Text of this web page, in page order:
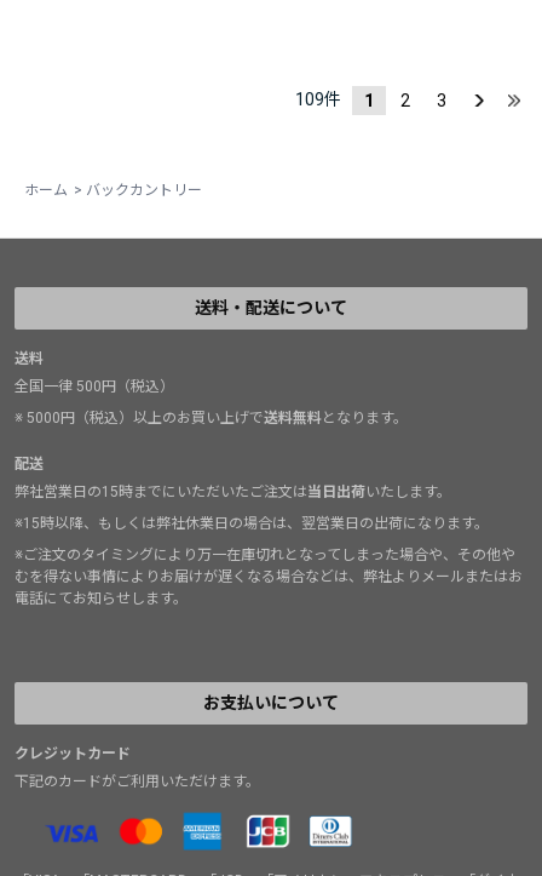
109件 1 2 3
ホーム > バックカントリー
送料・配送について
送料
全国一律 500円（税込）
※ 5000円（税込）以上のお買い上げで送料無料となります。
配送
弊社営業日の15時までにいただいたご注文は当日出荷いたします。
※15時以降、もしくは弊社休業日の場合は、翌営業日の出荷になります。
※ご注文のタイミングにより万一在庫切れとなってしまった場合や、その他や
むを得ない事情によりお届けが遅くなる場合などは、弊社よりメールまたはお
電話にてお知らせします。
お支払いについて
クレジットカード
下記のカードがご利用いただけます。